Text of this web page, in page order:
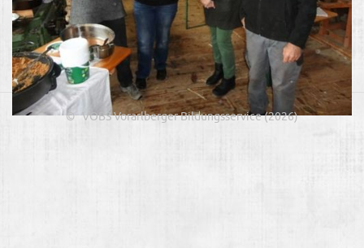
© VOBS Vorarlberger Bildungsservice (2026)